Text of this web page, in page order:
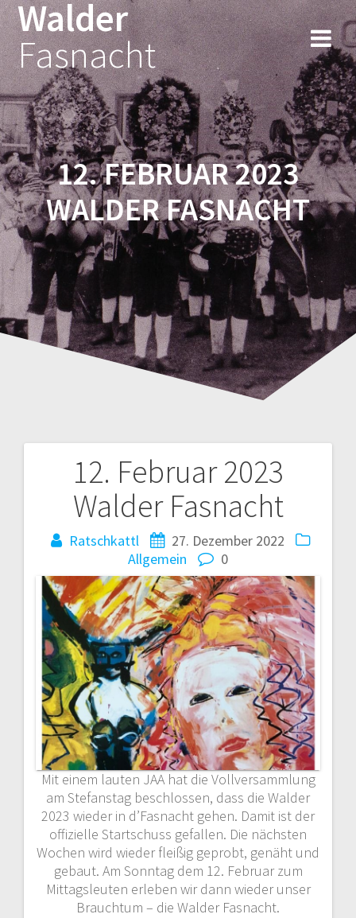
Walder
Fasnacht
12. FEBRUAR 2023
WALDER FASNACHT
12. Februar 2023
Walder Fasnacht
Ratschkattl
27. Dezember 2022
Allgemein
0
Mit einem lauten JAA hat die Vollversammlung
am Stefanstag beschlossen, dass die Walder
2023 wieder in d’Fasnacht gehen. Damit ist der
offizielle Startschuss gefallen. Die nächsten
Wochen wird wieder fleißig geprobt, genäht und
gebaut. Am Sonntag dem 12. Februar zum
Mittagsleuten erleben wir dann wieder unser
Brauchtum – die Walder Fasnacht.
Beitrags-
Navigation